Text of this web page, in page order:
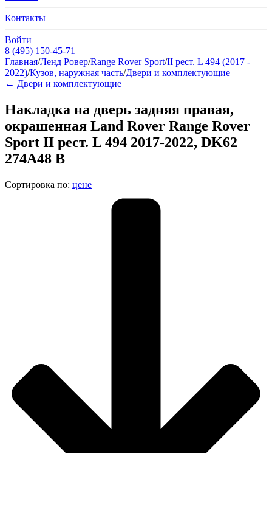
Контакты
Войти
8 (495) 150-45-71
Главная/Ленд Ровер/Range Rover Sport/II рест. L 494 (2017 -
2022)/Кузов, наружная часть/Двери и комплектующие
← Двери и комплектующие
Накладка на дверь задняя правая,
окрашенная Land Rover Range Rover
Sport II рест. L 494 2017-2022, DK62
274A48 B
Сортировка по: цене